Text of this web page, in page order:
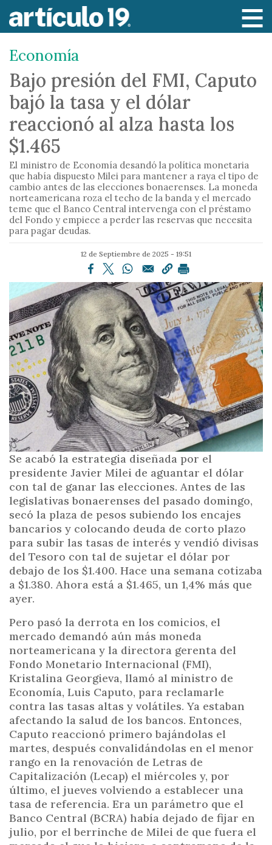
a
l
o
e
n
i
d
p
i
n
c
i
p
a
l
Economía
Bajo presión del FMI, Caputo
bajó la tasa y el dólar
reaccionó al alza hasta los
$1.465
El ministro de Economía desandó la política monetaria
que había dispuesto Milei para mantener a raya el tipo de
cambio antes de las elecciones bonaerenses. La moneda
norteamericana roza el techo de la banda y el mercado
teme que el Banco Central intervenga con el préstamo
del Fondo y empiece a perder las reservas que necesita
para pagar deudas.
12 de Septiembre de 2025 - 19:51
Se acabó la estrategia diseñada por el
presidente Javier Milei de aguantar el dólar
con tal de ganar las elecciones. Antes de las
legislativas bonaerenses del pasado domingo,
secó la plaza de pesos subiendo los encajes
bancarios y colocando deuda de corto plazo
para subir las tasas de interés y vendió divisas
del Tesoro con tal de sujetar el dólar por
debajo de los $1.400. Hace una semana cotizaba
a $1.380. Ahora está a $1.465, un 1,4% más que
ayer.
Pero pasó la derrota en los comicios, el
mercado demandó aún más moneda
norteamericana y la directora gerenta del
Fondo Monetario Internacional (FMI),
Kristalina Georgieva, llamó al ministro de
Economía, Luis Caputo, para reclamarle
contra las tasas altas y volátiles. Ya estaban
afectando la salud de los bancos. Entonces,
Caputo reaccionó primero bajándolas el
martes, después convalidándolas en el menor
rango en la renovación de Letras de
Capitalización (Lecap) el miércoles y, por
último, el jueves volviendo a establecer una
tasa de referencia. Era un parámetro que el
Banco Central (BCRA) había dejado de fijar en
julio, por el berrinche de Milei de que fuera el